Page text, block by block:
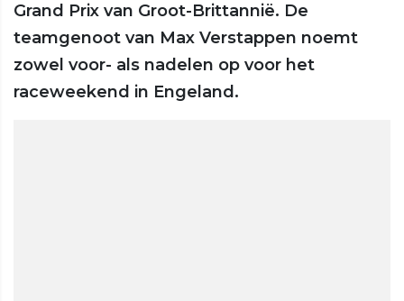
Grand Prix van Groot-Brittannië. De
teamgenoot van Max Verstappen noemt
zowel voor- als nadelen op voor het
raceweekend in Engeland.